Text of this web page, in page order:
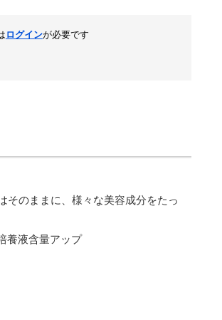
ログインが必要です
そのままに、様々な美容成分をたっ
養液含量アップ